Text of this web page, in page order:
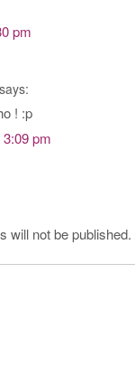
pm
says:
! :p
pm
will not be published.